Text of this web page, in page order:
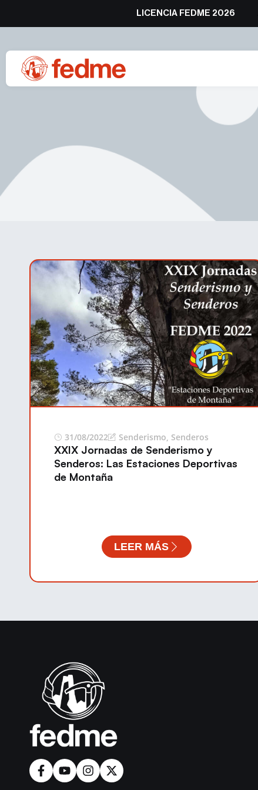
LICENCIA FEDME 2026
31/08/2022 Senderismo, Senderos
XXIX Jornadas de Senderismo y
Senderos: Las Estaciones Deportivas
de Montaña
LEER MÁS